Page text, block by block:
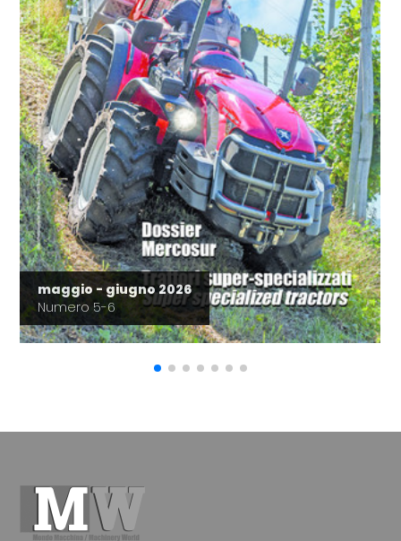
maggio - giugno 2026
Numero 5-6